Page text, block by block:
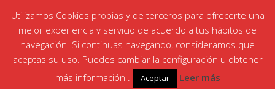
¡LLÁMANOS! | SANTA ANA868 06 35 87|
CARTAGENA868 066146
Utilizamos Cookies propias y de terceros para ofrecerte una
mejor experiencia y servicio de acuerdo a tus hábitos de
navegación. Si continuas navegando, consideramos que
aceptas su uso. Puedes cambiar la configuración u obtener
más información .
Aceptar Leer más